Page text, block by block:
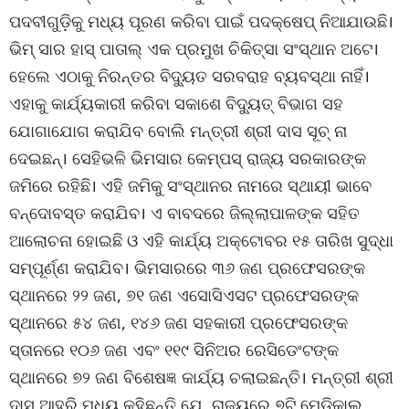
ପଦବୀଗୁଡ଼ିକୁ ମଧ୍ୟ ପୂରଣ କରିବା ପାଇଁ ପଦକ୍ଷେପ୍ ନିଆଯାଉଛି।
ଭିମ୍ ସାର ହାସ୍ ପାତାଲ୍ ଏକ ପ୍ରମୁଖ ଚିକିତ୍ସା ସଂସ୍ଥାନ ଅଟେ।
ହେଲେ ଏଠାକୁ ନିରନ୍ତର ବିଦ୍ୟୁତ ସରବରାହ ବ୍ୟବସ୍ଥା ନାହିଁ।
ଏହାକୁ କାର୍ଯ୍ୟକାରୀ କରିବା ସକାଶେ ବିଦ୍ୟୁତ୍ ବିଭାଗ ସହ
ଯୋଗାଯୋଗ କରାଯିବ ବୋଲି ମନ୍ତ୍ରୀ ଶ୍ରୀ ଦାସ ସୂଚ୍ ନା
ଦେଇଛନ୍। ସେହିଭଳି ଭିମସାର କେମ୍ପସ୍ ରାଜ୍ୟ ସରକାରଙ୍କ
ଜମିରେ ରହିଛି। ଏହି ଜମିକୁ ସଂସ୍ଥାନର ନାମରେ ସ୍ଥାୟୀ ଭାବେ
ବନ୍ଦୋବସ୍ତ କରାଯିବ। ଏ ବାବଦରେ ଜିଲ୍ଲାପାଳଙ୍କ ସହିତ
ଆଲୋଚନା ହୋଇଛି ଓ ଏହି କାର୍ଯ୍ୟ ଅକ୍ଟୋବର ୧୫ ତାରିଖ ସୁଦ୍ଧା
ସମ୍ପୂର୍ଣ୍ଣ କରାଯିବ। ଭିମସାରରେ ୩୬ ଜଣ ପ୍ରଫେସରଙ୍କ
ସ୍ଥାନରେ ୨୨ ଜଣ, ୭୧ ଜଣ ଏସୋସିଏସଟ ପ୍ରଫେସରଙ୍କ
ସ୍ଥାନରେ ୫୪ ଜଣ, ୧୪୬ ଜଣ ସହକାରୀ ପ୍ରଫେସରଙ୍କ
ସ୍ତାନରେ ୧୦୬ ଜଣ ଏବଂ ୧୧୯ ସିନିଅର ରେସିଡେଂଟଙ୍କ
ସ୍ଥାନରେ ୭୨ ଜଣ ବିଶେଷଜ୍ଞ କାର୍ଯ୍ୟ ଚଲାଇଛନ୍ତି। ମନ୍ତ୍ରୀ ଶ୍ରୀ
ଦାସ ଆହୁରି ମଧ୍ୟ କହିଛନ୍ତି ଯେ, ରାଜ୍ୟରେ ୭ଟି ମେଡ଼ିକାଲ